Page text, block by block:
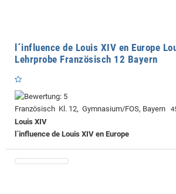
l´influence de Louis XIV en Europe
Lehrprobe Französisch 12 Bayern
Französisch Kl. 12, Gymnasium/FOS, Bayern
Louis XIV
l´influence de Louis XIV en Europe